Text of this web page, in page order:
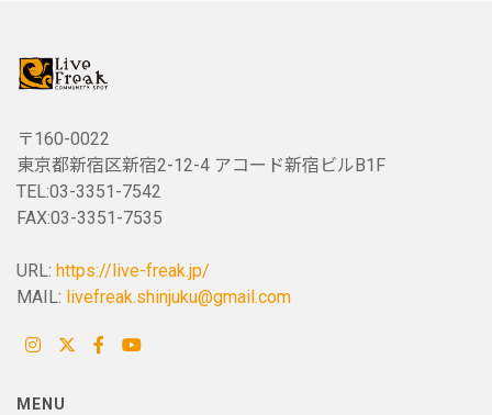
〒160-0022
東京都新宿区新宿2-12-4 アコード新宿ビルB1F
TEL:03-3351-7542
FAX:03-3351-7535
URL: https://live-freak.jp/
MAIL: livefreak.shinjuku@gmail.com
MENU